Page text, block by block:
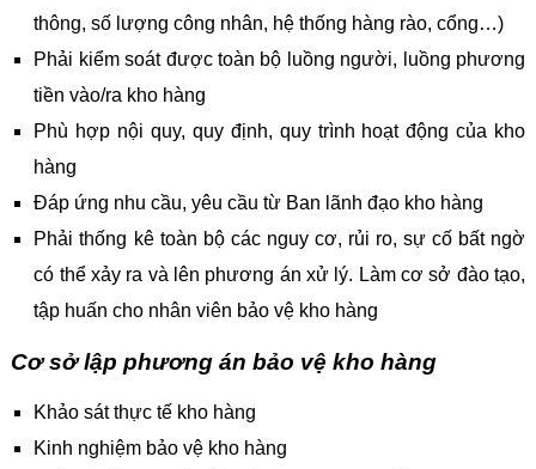
thông, số lượng công nhân, hệ thống hàng rào, cổng…)
Phải kiểm soát được toàn bộ luồng người, luồng phương
tiền vào/ra kho hàng
Phù hợp nội quy, quy định, quy trình hoạt động của kho
hàng
Đáp ứng nhu cầu, yêu cầu từ Ban lãnh đạo kho hàng
Phải thống kê toàn bộ các nguy cơ, rủi ro, sự cố bất ngờ
có thể xảy ra và lên phương án xử lý. Làm cơ sở đào tạo,
tập huấn cho nhân viên bảo vệ kho hàng
Cơ sở lập phương án bảo vệ kho hàng
Khảo sát thực tế kho hàng
Kinh nghiệm bảo vệ kho hàng